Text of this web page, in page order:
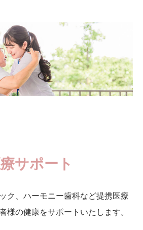
サポート
ク、ハーモニー歯科など提携医療
様の健康をサポートいたします。